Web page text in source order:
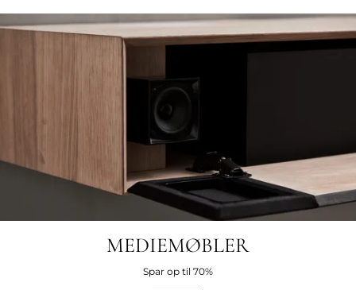
MEDIEMØBLER
Spar op til 70%